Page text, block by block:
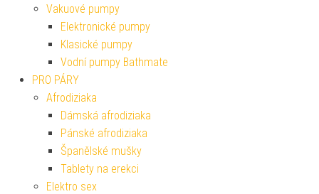
Vakuové pumpy
Elektronické pumpy
Klasické pumpy
Vodní pumpy Bathmate
PRO PÁRY
Afrodiziaka
Dámská afrodiziaka
Pánské afrodiziaka
Španělské mušky
Tablety na erekci
Elektro sex